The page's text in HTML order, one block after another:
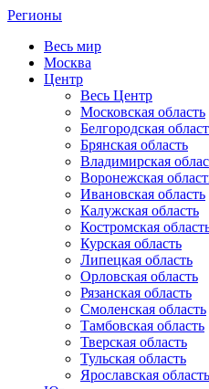
Регионы
Весь мир
Москва
Центр
Весь Центр
Московская область
Белгородская
Брянская область
Владимирская
Воронежская
Ивановская область
Калужская область
Костромская
Курская область
Липецкая область
Орловская область
Рязанская область
Смоленская область
Тамбовская область
Тверская область
Тульская область
Ярославская область